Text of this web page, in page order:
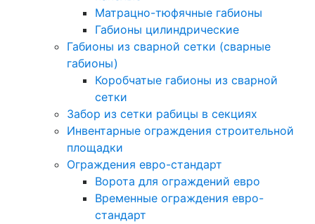
Матрацно-тюфячные габионы
Габионы цилиндрические
Габионы из сварной сетки (сварные
габионы)
Коробчатые габионы из сварной
сетки
Забор из сетки рабицы в секциях
Инвентарные ограждения строительной
площадки
Ограждения евро-стандарт
Ворота для ограждений евро
Временные ограждения евро-
стандарт